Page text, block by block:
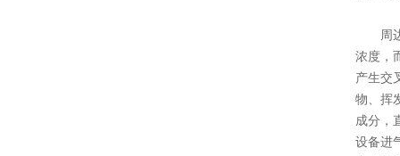
周边
浓度，
产生交
物、挥
成分，
设备进